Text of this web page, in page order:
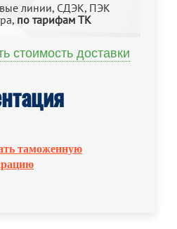
линии, СДЭК, ПЭК
по тарифам ТК
стоимость доставки
таможенную